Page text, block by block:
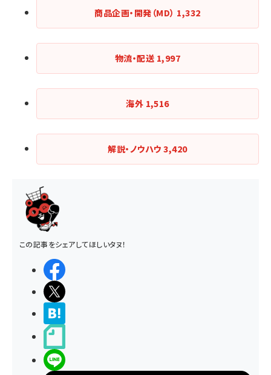
商品企画・開発（MD） 1,332
物流・配送 1,997
海外 1,516
解説・ノウハウ3,420
この記事をシェアしてほしいタヌ！